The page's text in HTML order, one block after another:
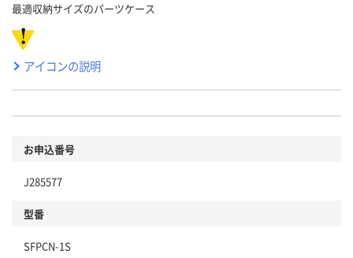
最適収納サイズのパーツケース
アイコンの説明
お申込番号
J285577
型番
SFPCN-1S